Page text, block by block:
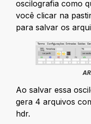
oscilografia como
você clicar na
para salvar os
Ao salvar essa
gera 4 arquivos
hdr.